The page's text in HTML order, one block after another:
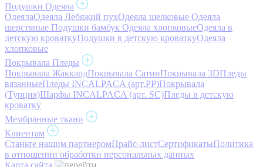
Подушки Одеяла
ОдеялаОдеяла Лебяжий пухОдеяла шелковые Одеяла
шерстяные Подушки бамбук Одеяла хлопковыеОдеяла в
детскую кроваткуПодушки в детскую кроваткуОдеяла
хлопковые
Покрывала Пледы
Покрывала ЖаккардПокрывала СатинПокрывала 3DПледы
вязанныеПледы INCALPACA (арт.PP)Покрывала
(Турция)Шарфы INCALPACA (арт. SC)Пледы в детскую
кроватку
Мембранные ткани
Клиентам
Станьте нашим партнеромПрайс-листСертификатыПолитика
в отношении обработки персональных данных
Карта сайта